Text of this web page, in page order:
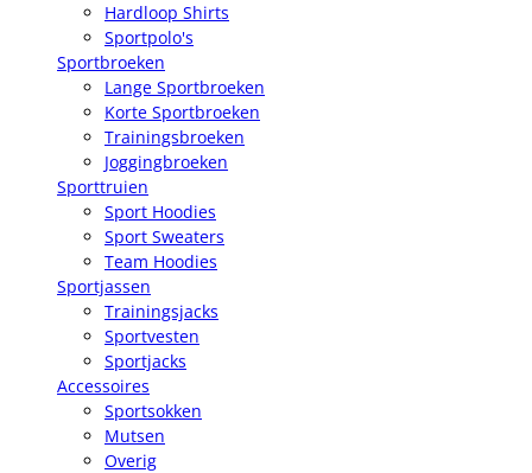
Hardloop Shirts
Sportpolo's
Sportbroeken
Lange Sportbroeken
Korte Sportbroeken
Trainingsbroeken
Joggingbroeken
Sporttruien
Sport Hoodies
Sport Sweaters
Team Hoodies
Sportjassen
Trainingsjacks
Sportvesten
Sportjacks
Accessoires
Sportsokken
Mutsen
Overig